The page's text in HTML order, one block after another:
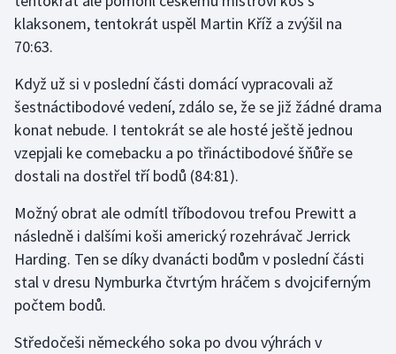
klaksonem, tentokrát uspěl Martin Kříž a zvýšil na
70:63.
Když už si v poslední části domácí vypracovali až
šestnáctibodové vedení, zdálo se, že se již žádné drama
konat nebude. I tentokrát se ale hosté ještě jednou
vzepjali ke comebacku a po třináctibodové šňůře se
dostali na dostřel tří bodů (84:81).
Možný obrat ale odmítl tříbodovou trefou Prewitt a
následně i dalšími koši americký rozehrávač Jerrick
Harding. Ten se díky dvanácti bodům v poslední části
stal v dresu Nymburka čtvrtým hráčem s dvojciferným
počtem bodů.
Středočeši německého soka po dvou výhrách v